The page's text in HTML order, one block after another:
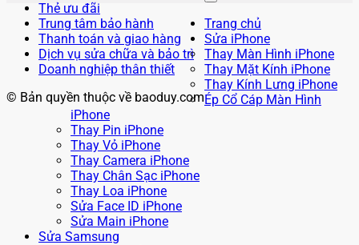
Thẻ ưu đãi
Trung tâm bảo hành
Thanh toán và giao hàng
Dịch vụ sửa chữa và bảo trì
Doanh nghiệp thân thiết
© Bản quyền thuộc về baoduy.com
Trang chủ
Sửa iPhone
Thay Màn Hình iPhone
Thay Mặt Kính iPhone
Thay Kính Lưng iPhone
Ép Cổ Cáp Màn Hình
iPhone
Thay Pin iPhone
Thay Vỏ iPhone
Thay Camera iPhone
Thay Chân Sạc iPhone
Thay Loa iPhone
Sửa Face ID iPhone
Sửa Main iPhone
Sửa Samsung